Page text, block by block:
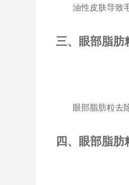
油性皮肤导致
三、眼部脂肪
眼部脂肪粒去
四、眼部脂